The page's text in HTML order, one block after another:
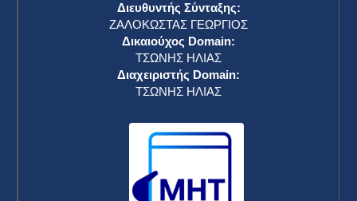
Διευθυντής Σύνταξης:
ΖΑΛΟΚΩΣΤΑΣ ΓΕΩΡΓΙΟΣ
Δικαιούχος Domain:
ΤΣΩΝΗΣ ΗΛΙΑΣ
Διαχειριστής Domain:
ΤΣΩΝΗΣ ΗΛΙΑΣ